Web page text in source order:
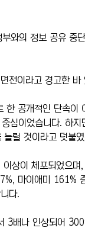
와의 정보 공유 중
전이라고 경고한 바
한 공개적인 단속이
심이었습니다. 하
릴 것이라고 덧붙였
상이 체포되었으며
마이애미 161%
다.
3배나 인상되어